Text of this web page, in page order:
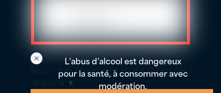
L’abus d’alcool est dangereux
pour la santé, à consommer avec
modération.
Besoin d'un conseil pour choisir ta bouteille ?
Je suis là 🍷